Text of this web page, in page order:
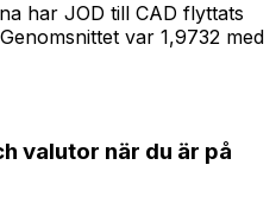
har JOD till CAD flyttats
var 1,9732 med
valutor när du är på